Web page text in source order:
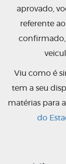
aprovado,
referente
confirmado,
Viu como é
tem a seu
matérias para
do